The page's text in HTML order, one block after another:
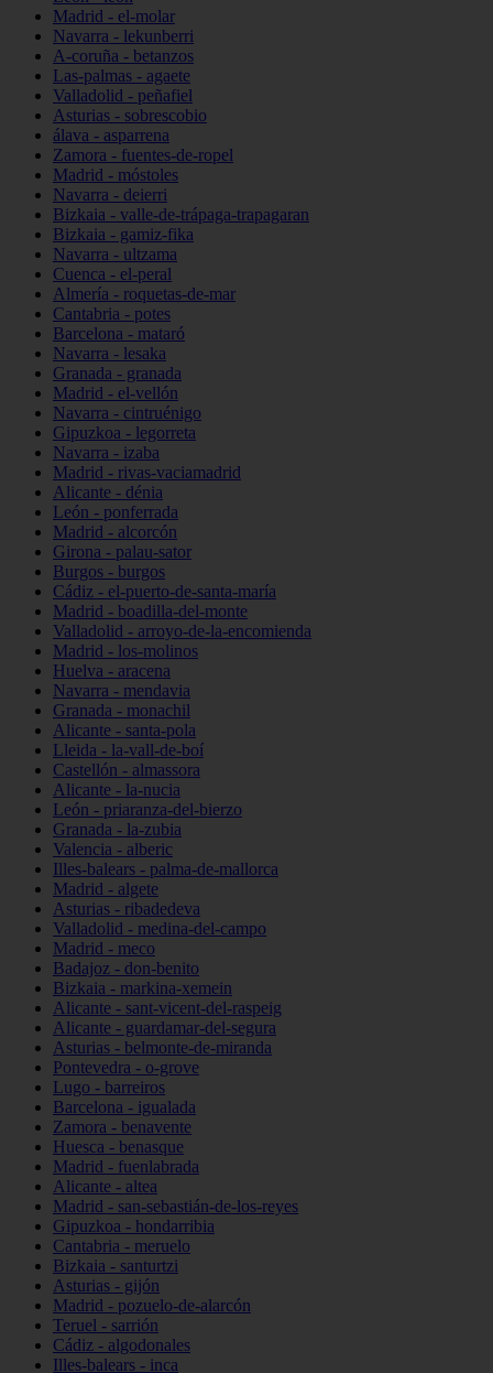
Madrid - el-molar
Navarra - lekunberri
A-coruña - betanzos
Las-palmas - agaete
Valladolid - peñafiel
Asturias - sobrescobio
álava - asparrena
Zamora - fuentes-de-ropel
Madrid - móstoles
Navarra - deierri
Bizkaia - valle-de-trápaga-trapagaran
Bizkaia - gamiz-fika
Navarra - ultzama
Cuenca - el-peral
Almería - roquetas-de-mar
Cantabria - potes
Barcelona - mataró
Navarra - lesaka
Granada - granada
Madrid - el-vellón
Navarra - cintruénigo
Gipuzkoa - legorreta
Navarra - izaba
Madrid - rivas-vaciamadrid
Alicante - dénia
León - ponferrada
Madrid - alcorcón
Girona - palau-sator
Burgos - burgos
Cádiz - el-puerto-de-santa-maría
Madrid - boadilla-del-monte
Valladolid - arroyo-de-la-encomienda
Madrid - los-molinos
Huelva - aracena
Navarra - mendavia
Granada - monachil
Alicante - santa-pola
Lleida - la-vall-de-boí
Castellón - almassora
Alicante - la-nucia
León - priaranza-del-bierzo
Granada - la-zubia
Valencia - alberic
Illes-balears - palma-de-mallorca
Madrid - algete
Asturias - ribadedeva
Valladolid - medina-del-campo
Madrid - meco
Badajoz - don-benito
Bizkaia - markina-xemein
Alicante - sant-vicent-del-raspeig
Alicante - guardamar-del-segura
Asturias - belmonte-de-miranda
Pontevedra - o-grove
Lugo - barreiros
Barcelona - igualada
Zamora - benavente
Huesca - benasque
Madrid - fuenlabrada
Alicante - altea
Madrid - san-sebastián-de-los-reyes
Gipuzkoa - hondarribia
Cantabria - meruelo
Bizkaia - santurtzi
Asturias - gijón
Madrid - pozuelo-de-alarcón
Teruel - sarrión
Cádiz - algodonales
Illes-balears - inca